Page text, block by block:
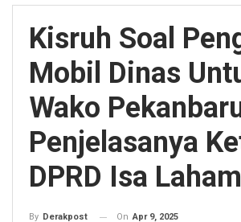
Kisruh Soal
Mobil Dinas
Wako
Penjelasanya
DPRD Isa
By Derakpost On Apr 9, 2025